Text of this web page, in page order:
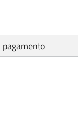
pagamento